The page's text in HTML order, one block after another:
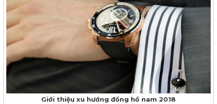
Giới thiệu xu hướng đồng hồ nam 2018